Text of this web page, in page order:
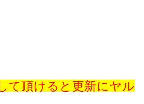
て頂けると更新にヤル